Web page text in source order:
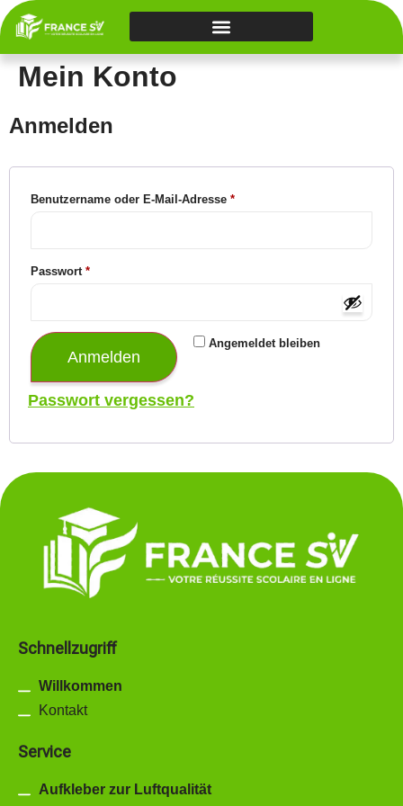
Mein Konto
Anmelden
Benutzername oder E-Mail-Adresse *
Passwort *
Angemeldet bleiben
Anmelden
Passwort vergessen?
Schnellzugriff
Willkommen
Kontakt
Service
Aufkleber zur Luftqualität